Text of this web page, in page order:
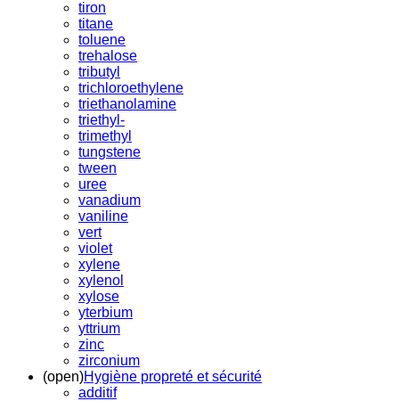
tiron
titane
toluene
trehalose
tributyl
trichloroethylene
triethanolamine
triethyl-
trimethyl
tungstene
tween
uree
vanadium
vaniline
vert
violet
xylene
xylenol
xylose
yterbium
yttrium
zinc
zirconium
(open)Hygiène propreté et sécurité
additif